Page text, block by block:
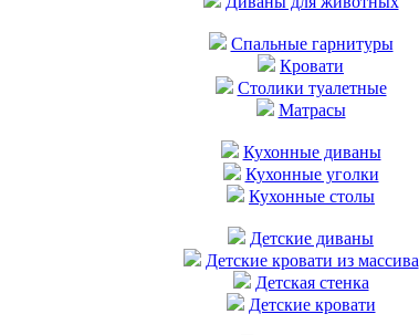
Cпальные гарнитуры
Кровати
Столики туалетные
Матрасы
Кухонные диваны
Кухонные уголки
Кухонные столы
Детские диваны
Детские кровати из массива
Детская стенка
Детские кровати